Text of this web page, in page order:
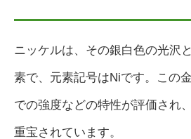
ニッケルは、その銀白色の光沢
素で、元素記号はNiです。この
での強度などの特性が評価され
重宝されています。